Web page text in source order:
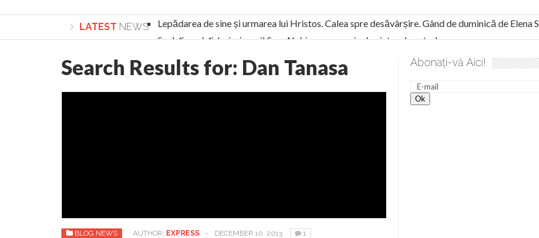
LATEST NEWS
Lepădarea de sine și urmarea lui Hristos. Calea spre desăvârșire. Gând de duminică de Elena
Sculați, sculați, boieri mari! Sara Nukina are nevoie de ajutorul nostru!
Academia Române revine în cazul pericolele generate de tehnologia 5G și cere Dezbatere Națională
Academia Română: 5G poate cauza CANCER. Guvernul, dat în judecată pentru HG 5G. Antenele de telefonie
La Mulți Ani, Eugen Mihăescu!
Pamfil Șeicaru omagiat la Mănăstirea ctitorită chiar de către el: Sfânta Ana – Orșova
Search Results for: Dan Tanasa
BLOG NEWS AUTHOR: EXPRESS - DECEMBER 10, 2013 1
Abonați-vă Aici!